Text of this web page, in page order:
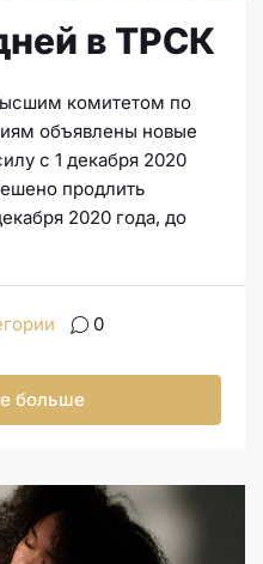
в ТРСК
комитетом по
объявлены новые
с 1 декабря 2020
продлить
2020 года, до
0
больше